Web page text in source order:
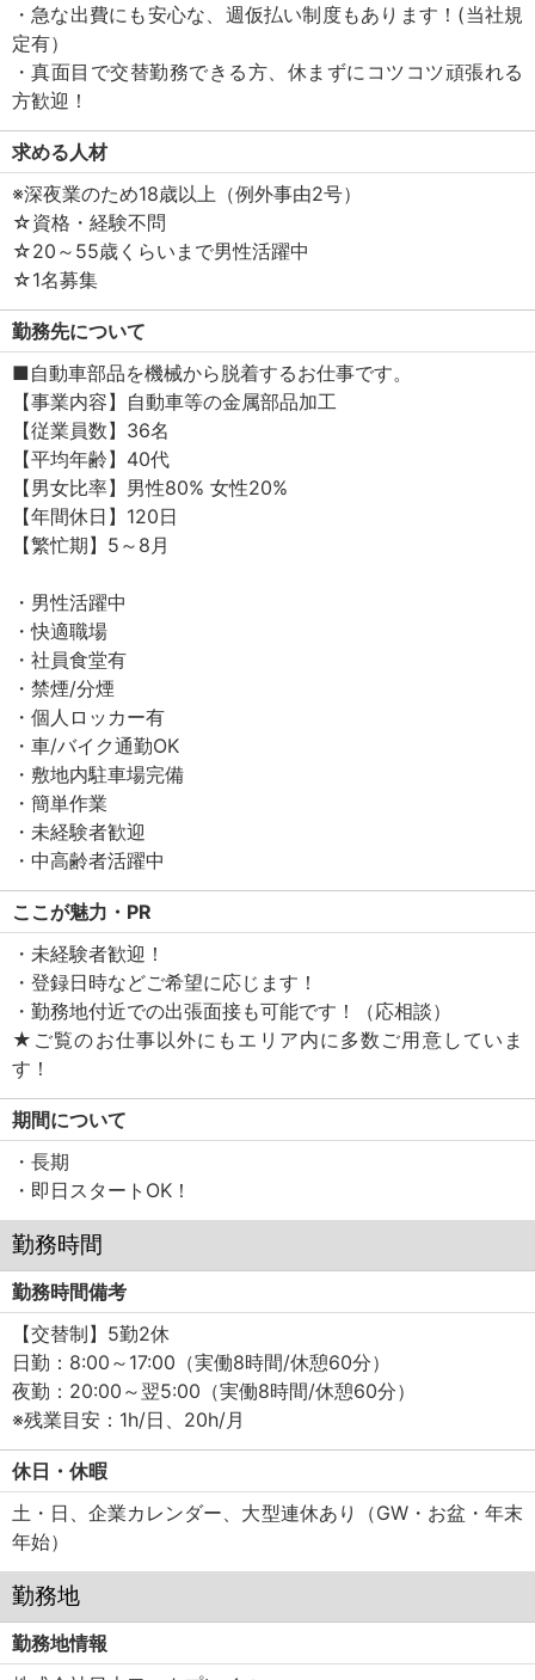
・急な出費にも安心な、週仮払い制度もあります！(当社規
定有）
・真面目で交替勤務できる方、休まずにコツコツ頑張れる
方歓迎！
求める人材
※深夜業のため18歳以上（例外事由2号）
☆資格・経験不問
☆20～55歳くらいまで男性活躍中
☆1名募集
勤務先について
■自動車部品を機械から脱着するお仕事です。
【事業内容】自動車等の金属部品加工
【従業員数】36名
【平均年齢】40代
【男女比率】男性80% 女性20%
【年間休日】120日
【繁忙期】5～8月
・男性活躍中
・快適職場
・社員食堂有
・禁煙/分煙
・個人ロッカー有
・車/バイク通勤OK
・敷地内駐車場完備
・簡単作業
・未経験者歓迎
・中高齢者活躍中
ここが魅力・PR
・未経験者歓迎！
・登録日時などご希望に応じます！
・勤務地付近での出張面接も可能です！（応相談）
★ご覧のお仕事以外にもエリア内に多数ご用意していま
す！
期間について
・長期
・即日スタートOK！
勤務時間
勤務時間備考
【交替制】5勤2休
日勤：8:00～17:00（実働8時間/休憩60分）
夜勤：20:00～翌5:00（実働8時間/休憩60分）
※残業目安：1h/日、20h/月
休日・休暇
土・日、企業カレンダー、大型連休あり（GW・お盆・年末
年始）
勤務地
勤務地情報